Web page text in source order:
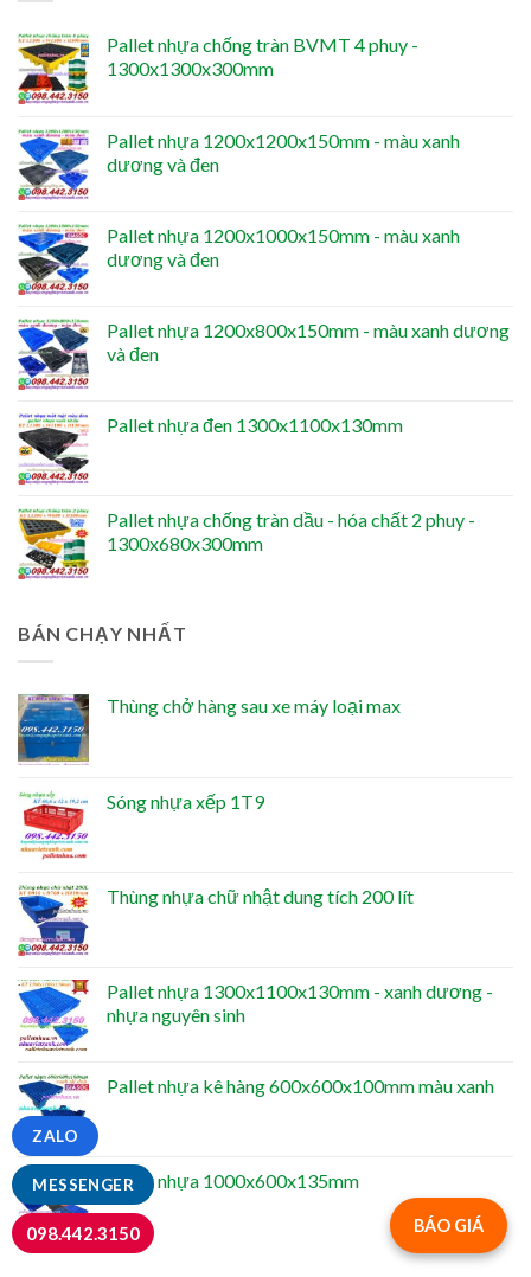
Pallet nhựa chống tràn BVMT 4 phuy -
1300x1300x300mm
Pallet nhựa 1200x1200x150mm - màu xanh
dương và đen
Pallet nhựa 1200x1000x150mm - màu xanh
dương và đen
Pallet nhựa 1200x800x150mm - màu xanh dương
và đen
Pallet nhựa đen 1300x1100x130mm
Pallet nhựa chống tràn dầu - hóa chất 2 phuy -
1300x680x300mm
BÁN CHẠY NHẤT
Thùng chở hàng sau xe máy loại max
Sóng nhựa xếp 1T9
Thùng nhựa chữ nhật dung tích 200 lít
Pallet nhựa 1300x1100x130mm - xanh dương -
nhựa nguyên sinh
Pallet nhựa kê hàng 600x600x100mm màu xanh
Pallet nhựa 1000x600x135mm
BÁO GIÁ
MESSENGER
ZALO
098.442.3150